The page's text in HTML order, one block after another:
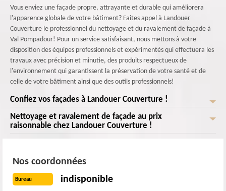
Vous enviez une façade propre, attrayante et durable qui améliorera
l'apparence globale de votre bâtiment? Faites appel à Landouer
Couverture le professionnel du nettoyage et du ravalement de façade à
Val Pompadour! Pour un service satisfaisant, nous mettons à votre
disposition des équipes professionnels et expérimentés qui effectuera les
travaux avec précision et minutie, des produits respectueux de
l'environnement qui garantissent la préservation de votre santé et de
celle de votre bâtiment ainsi que des outils professionnels!
Confiez vos façades à Landouer Couverture !
Landouer Couverture le ravaleur de façade à Val Pompadour est prêt à
vous offrir un service impeccable! Nous éliminons efficacement les
réparations soigneuses des fissures, des éclats de peinture et des
dommages structurels. Nous appliquons ensuite des revêtements de
haute qualité pour protéger votre façade contre les intempéries, les UV
Nettoyage et ravalement de façade au prix
raisonnable chez Landouer Couverture !
exceptionnelle à un prix raisonnable chez Landouer Couverture ! Après
revêtements de haute qualité pour protéger durablement votre façade
Nos coordonnées
Bureau indisponible